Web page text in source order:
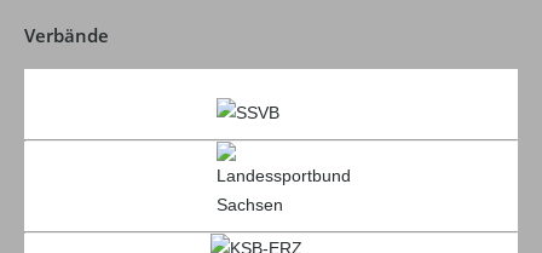
Verbände